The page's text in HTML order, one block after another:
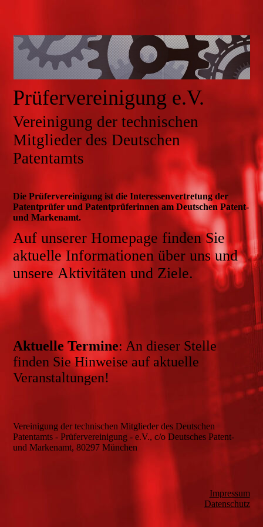
Prüfervereinigung e.V.
Vereinigung der technischen
Mitglieder des Deutschen
Patentamts
DiePrüfervereinigung ist die Interessenvertretung der
Patentprüfer und Patentprüferinnen amDeutschen Patent-
und Markenamt.
Auf unserer Homepage finden Sie
aktuelle Informationen über uns und
unsere Aktivitäten und Ziele.
Aktuelle Termine: An dieser Stelle
finden Sie Hinweise auf aktuelle
Veranstaltungen!
Vereinigung der technischen Mitglieder des Deutschen
Patentamts - Prüfervereinigung - e.V., c/o Deutsches Patent-
und Markenamt, 80297 München
Impressum
Datenschutz